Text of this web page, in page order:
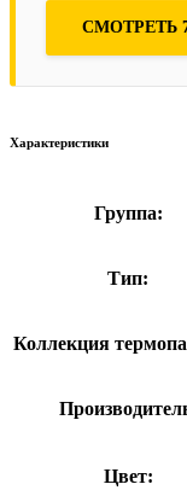
СМОТРЕТЬ
Характеристики
Группа:
Тип:
Коллекция
Цвет: